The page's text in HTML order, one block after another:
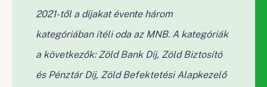
2021-től a díjakat évente három
kategóriában ítéli oda az MNB. A kategóriák
a következők: Zöld Bank Díj, Zöld Biztosító
és Pénztár Díj, Zöld Befektetési Alapkezelő